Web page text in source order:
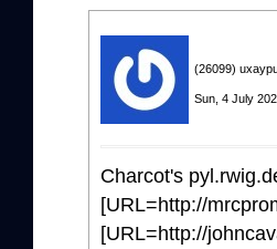
(26099)
Sun, 4 July
Charcot's
[URL=http://
[URL=http://